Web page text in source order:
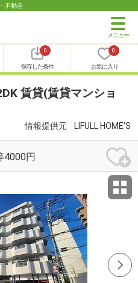
不動産
0
保存した条件
0
お気に入り
賃貸(賃貸マンショ
情報提供元 LIFULL HOME'S
4000円